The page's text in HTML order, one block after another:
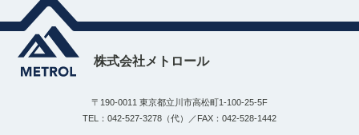
株式会社メトロール
〒190-0011 東京都立川市高松町1-100-25-5F
TEL：042-527-3278（代）／FAX：042-528-1442